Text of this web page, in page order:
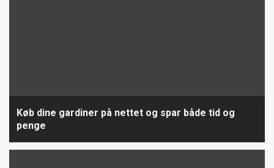
Køb dine gardiner på nettet og spar både tid og
penge